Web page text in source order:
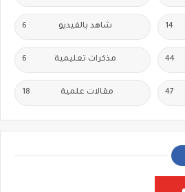
14 شاهد بالفيديو 6
44 مذكرات تعليمية 6
47 مقالات علمية 18